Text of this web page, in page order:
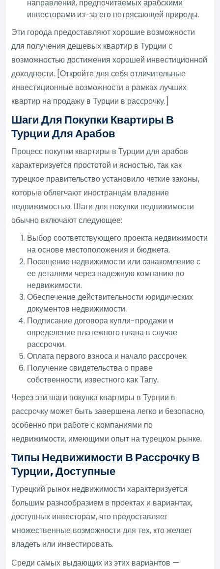
направлений, предпочитаемых арабскими
инвесторами из-за его потрясающей природы.
Эти города предоставляют хорошие возможности
для получения дешевых квартир в Турции с
возможностью достижения хорошей инвестиционной
доходности. [Откройте для себя отличительные
инвестиционные возможности в рамках лучших
квартир на продажу в Турции в рассрочку.]
Шаги Для Покупки Квартиры В
Турции Для Арабов
Процесс покупки квартиры в Турции для арабов
характеризуется простотой и ясностью, так как
турецкое правительство установило четкие законы,
которые облегчают иностранцам владение
недвижимостью. Шаги для покупки недвижимости
обычно включают следующее:
Выбор соответствующего проекта недвижимости
на основе местоположения и бюджета.
Посещение недвижимости или ознакомление с
ее деталями через надежную компанию по
недвижимости.
Обеспечение действительности юридических
документов недвижимости.
Подписание договора купли-продажи и
определение платежного плана в случае
рассрочки.
Оплата первого взноса и начало рассрочек.
Получение свидетельства о праве
собственности, известного как Тапу.
Через эти шаги покупка квартиры в Турции в
рассрочку может быть завершена легко и безопасно,
особенно при работе с компаниями по
недвижимости, имеющими опыт на турецком рынке.
Типы Недвижимости В Рассрочку В
Турции, Доступные
Турецкий рынок недвижимости характеризуется
большим разнообразием в проектах и вариантах,
доступных инвесторам, что предоставляет
множественные возможности для тех, кто желает
владеть или инвестировать.
Среди самых выдающих из этих вариантов —